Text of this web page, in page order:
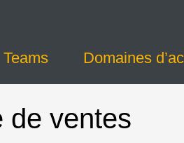
Teams Domaines
de ventes